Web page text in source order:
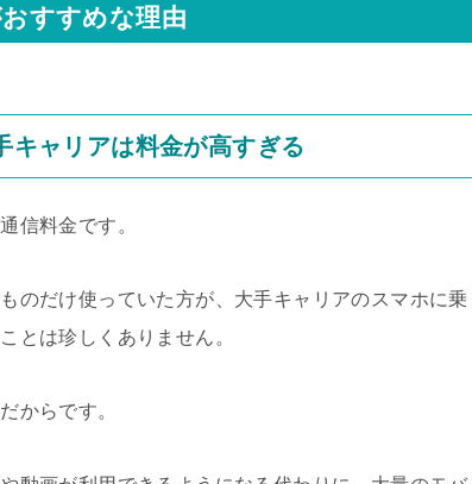
すすめな理由
キャリアは料金が高すぎる
信料金です。
のだけ使っていた方が、大手キャリアのスマホに乗
とは珍しくありません。
からです。